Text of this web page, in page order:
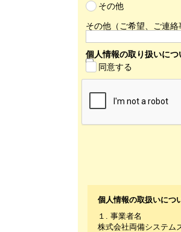
その他
その他（ご希望、ご連
個人情報の取り扱いにつ
同意する
個人情報の取扱いにつ
１. 事業者名
株式会社両備システム